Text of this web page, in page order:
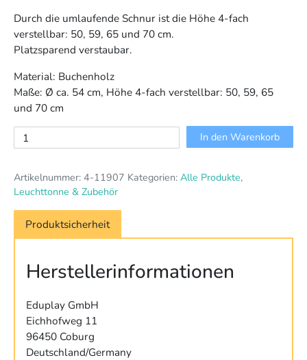
Durch die umlaufende Schnur ist die Höhe 4-fach
verstellbar: 50, 59, 65 und 70 cm.
Platzsparend verstaubar.
Material: Buchenholz
Maße: Ø ca. 54 cm, Höhe 4-fach verstellbar: 50, 59, 65
und 70 cm
Klappstand
für
Menge
In den Warenkorb
Artikelnummer: 4-11907 Kategorien: Alle Produkte,
Leuchttonne & Zubehör
Produktsicherheit
Herstellerinformationen
Eduplay GmbH
Eichhofweg 11
96450 Coburg
Deutschland/Germany